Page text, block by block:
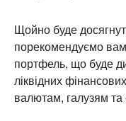
Щойно буде
порекомендуємо вам
портфель, що буде
ліквідних
валютам, галузям та